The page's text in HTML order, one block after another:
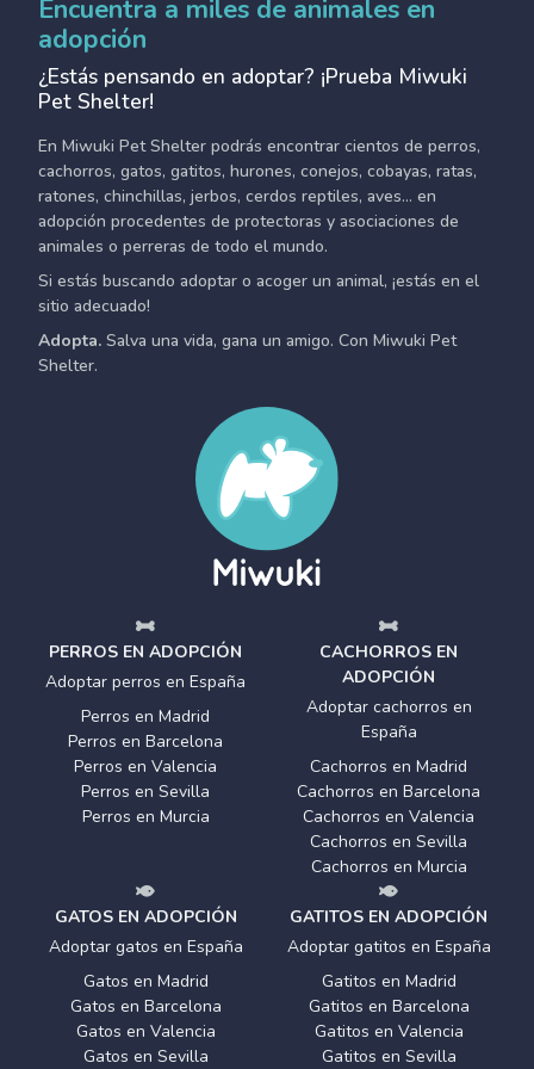
Encuentra a miles de animales en
adopción
¿Estás pensando en adoptar? ¡Prueba Miwuki
Pet Shelter!
En Miwuki Pet Shelter podrás encontrar cientos de perros,
cachorros, gatos, gatitos, hurones, conejos, cobayas, ratas,
ratones, chinchillas, jerbos, cerdos reptiles, aves... en
adopción procedentes de protectoras y asociaciones de
animales o perreras de todo el mundo.
Si estás buscando adoptar o acoger un animal, ¡estás en el
sitio adecuado!
Adopta. Salva una vida, gana un amigo. Con Miwuki Pet
Shelter.
PERROS EN ADOPCIÓN
Adoptar perros en España
Perros en Madrid
Perros en Barcelona
Perros en Valencia
Perros en Sevilla
Perros en Murcia
CACHORROS EN
ADOPCIÓN
Adoptar cachorros en
España
Cachorros en Madrid
Cachorros en Barcelona
Cachorros en Valencia
Cachorros en Sevilla
Cachorros en Murcia
GATOS EN ADOPCIÓN
Adoptar gatos en España
Gatos en Madrid
Gatos en Barcelona
Gatos en Valencia
Gatos en Sevilla
GATITOS EN ADOPCIÓN
Adoptar gatitos en España
Gatitos en Madrid
Gatitos en Barcelona
Gatitos en Valencia
Gatitos en Sevilla